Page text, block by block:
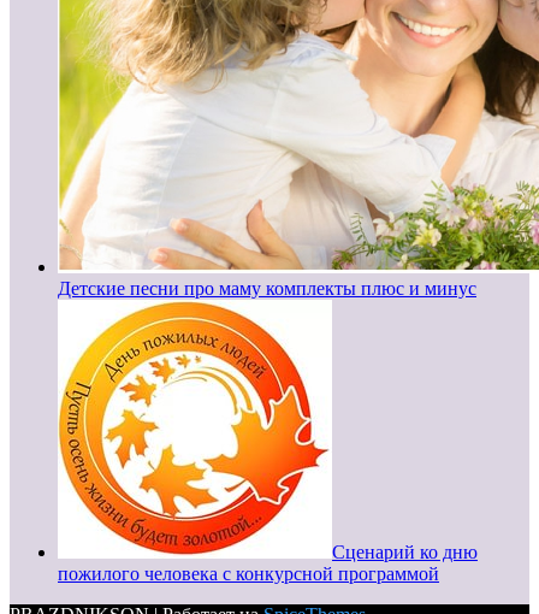
Детские песни про маму комплекты плюс и минус
Сценарий ко дню
пожилого человека с конкурсной программой